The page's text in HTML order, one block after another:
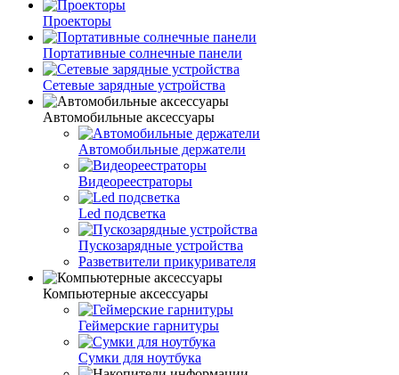
Проекторы
Портативные солнечные панели
Сетевые зарядные устройства
Автомобильные аксессуары
Автомобильные держатели
Видеореестраторы
Led подсветка
Пускозарядные устройства
Разветвители прикуривателя
Компьютерные аксессуары
Геймерские гарнитуры
Сумки для ноутбука